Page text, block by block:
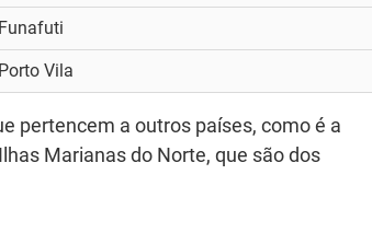
Funafuti
Porto Vila
pertencem a outros países, como é a
Marianas do Norte, que são dos